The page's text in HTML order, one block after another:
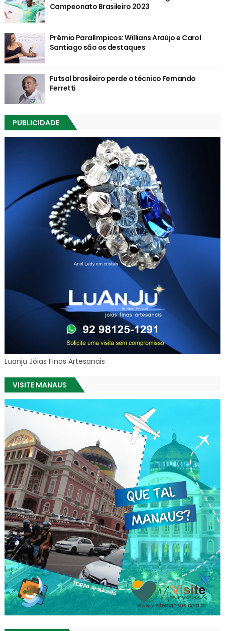
Campeonato Brasileiro 2023
Prêmio Paralímpicos: Willians Araújo e Carol
Santiago são os destaques
Futsal brasileiro perde o técnico Fernando
Ferretti
PUBLICIDADE
Luanju Jóias Finas Artesanais
VISITE MANAUS